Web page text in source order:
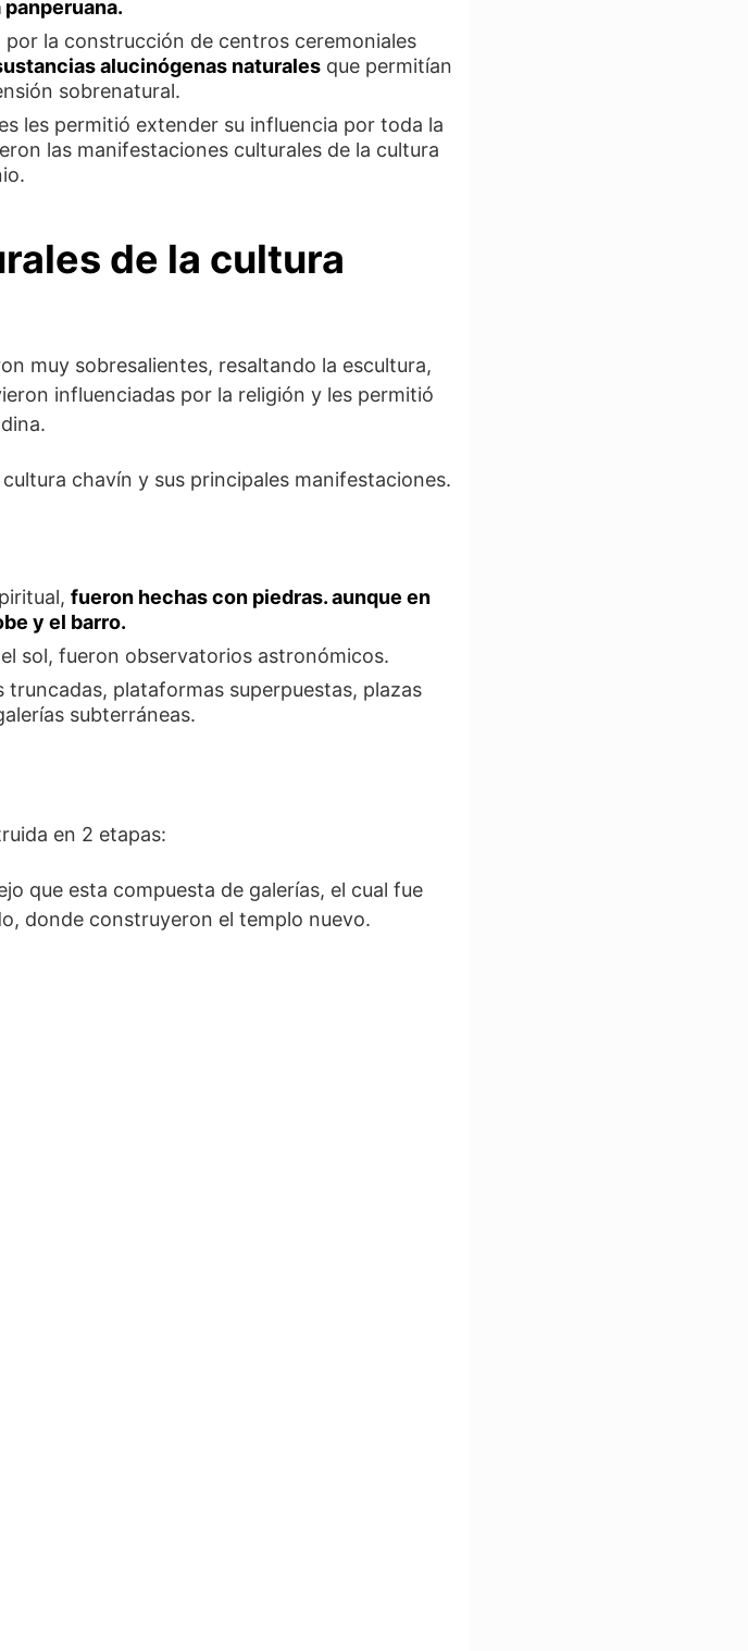
la construcción de centros ceremoniales
alucinógenas naturales que permitían
sobrenatural.
les permitió extender su influencia por toda la
las manifestaciones culturales de la cultura
de la cultura
muy sobresalientes, resaltando la escultura,
influenciadas por la religión y les permitió
chavín y sus principales manifestaciones.
fueron hechas con piedras. aunque en
y el barro.
sol, fueron observatorios astronómicos.
plataformas superpuestas, plazas
subterráneas.
en 2 etapas:
que esta compuesta de galerías, el cual fue
donde construyeron el templo nuevo.